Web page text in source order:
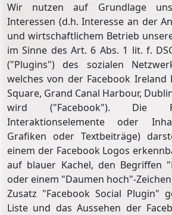
Wir nutzen auf Grundlage
Interessen (d.h. Interesse an der
und wirtschaftlichem Betrieb
im Sinne des Art. 6 Abs. 1 lit. f.
("Plugins") des sozialen
welches von der Facebook Ireland
Square, Grand Canal Harbour,
wird ("Facebook"). Die
Interaktionselemente oder
Grafiken oder Textbeiträge)
einem der Facebook Logos
auf blauer Kachel, den Begriffen
oder einem "Daumen hoch"-
Zusatz "Facebook Social Plugin"
Liste und das Aussehen der